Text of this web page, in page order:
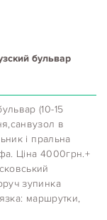
бульвар
(10-15
в
і пральна
Ціна 4000грн.+
зупинка
маршрутки,